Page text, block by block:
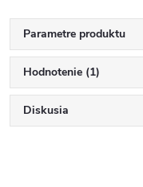
Parametre produktu
Hodnotenie (1)
Diskusia